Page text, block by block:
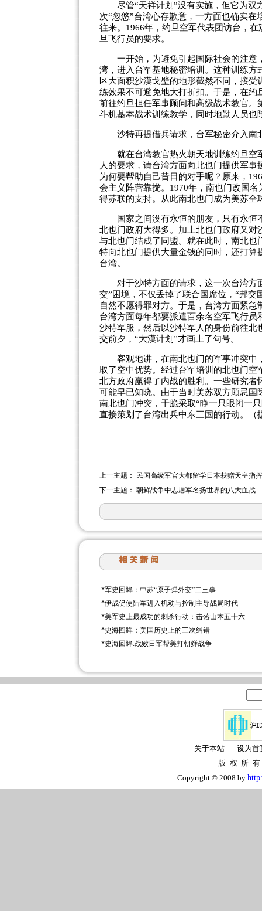
尽管“天祥计划”没有实施，但它为双
次“忽悠”台湾心存歉意，一方面也确实
往来。1966年，约旦空军代表团访台，
旦飞行员的要求。
一开始，为避免引起国际社会的注意
湾，进入台军基地秘密培训。这种训练
区大面积沙漠戈壁的地形截然不同，接
练效果不可避免地大打折扣。于是，在
前往约旦担任军事顾问和高级战术教官
斗机基本战术训练教学，同时地勤人员也
沙特再提借兵请求，台军秘密介入南
就在台湾教官热火朝天地训练约旦空
人的要求，请台湾方面向北也门提供军
为何要帮助自己昔日的对手呢？原来，
会主义阵营靠拢。1970年，南也门改国
得苏联的支持。从此南北也门成为美苏全
国家之间没有永恒的朋友，只有永恒
北也门政府大得多。加上北也门政府又
与北也门结成了同盟。就在此时，南北
特向北也门提供大量金钱的同时，还打
台湾。
对于沙特方面的请求，这一次台湾方
交”困境，不仅丢掉了联合国席位，“邦交
自然不愿得罪对方。于是，台湾方面紧
台湾方面每年都要派遣百余名空军飞行
沙特军服，然后以沙特军人的身份前往
交前夕，“大漠计划”才画上了句号。
客观地讲，在南北也门的军事冲突中
取了空中优势。经过台军培训的北也门
北方政府赢得了内战的胜利。一些研究
可能早已知晓。由于当时美苏双方顾忌
南北也门冲突，干脆采取“睁一只眼闭一
直接策划了台湾出兵中东三国的行动。（
上一主题：
民国高级军官大都留学日本获赠天皇指
下一主题： 朝鲜战争中志愿军名扬世界的八大血战
*军史回眸：中苏“原子弹外交”二三事
*伊战促使陆军进入机动与控制主导战局时代
*美军史上最成功的刺杀行动：击落山本五十六
*史海回眸：美国历史上的三次纠错
*史海回眸:战败日军帮美打朝鲜战争